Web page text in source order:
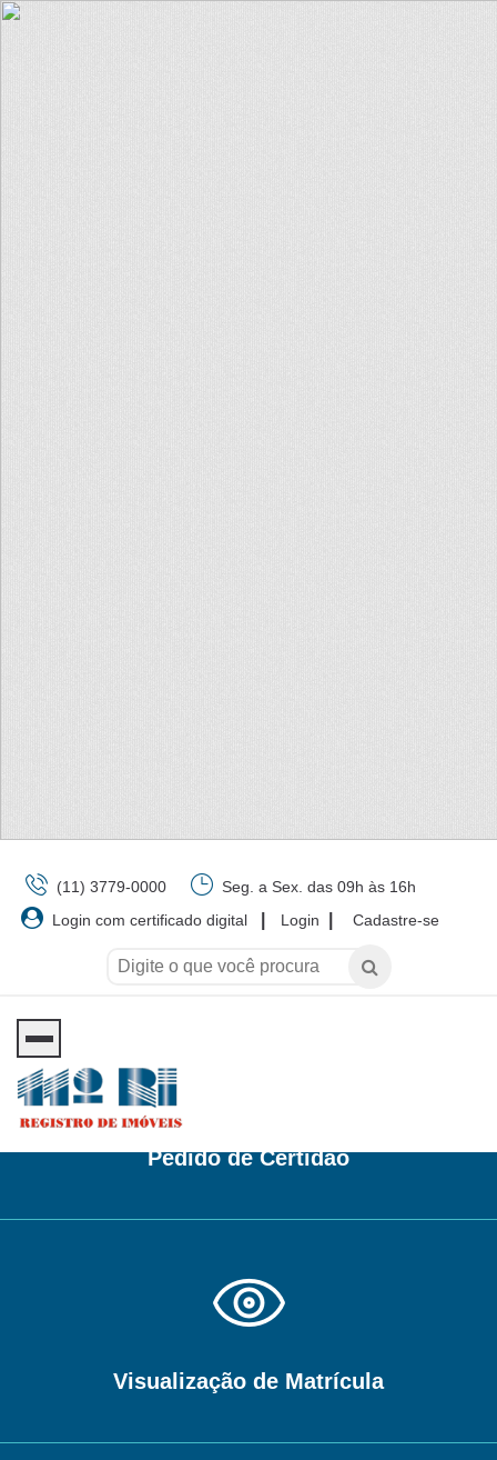
(11) 3779-0000
Seg. a Sex. das 09h às 16h
Login com certificado digital
Login Cadastre-se
Pedido de Certidão
Visualização de Matrícula